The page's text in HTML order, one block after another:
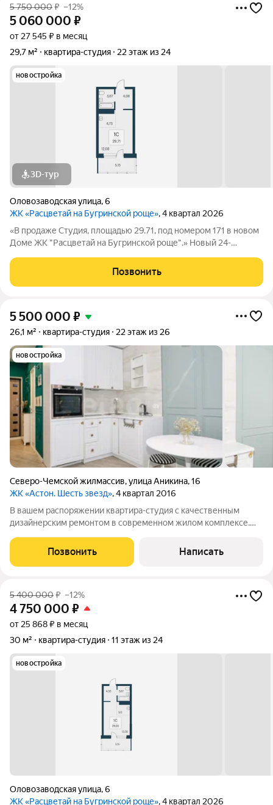
5 750 000₽ –12%
5 060 000 ₽
от 27 545 ₽ в месяц
29,7 м²
квартира-студия 22 этаж из 24
новостройка
3D-тур
Оловозаводская улица,6
ЖК «Расцветай на Бугринской роще», 4 квартал 2026
«В продаже Студия, площадью 29.71, под номером 171 в новом
Доме ЖК "Расцветай на Бугринской роще".» Новый 24-
микрорайоне Бугринская роща на ул. Оловозаводской.
Вдохновляющие виды открываются на
Позвонить
5 500 000 ₽
26,1 м² квартира-студия 22 этаж из 26
новостройка
Северо-Чемской жилмассив,улица Аникина,16
ЖК «Астон. Шесть звезд», 4 квартал 2016
В вашем распоряжении квартира-студия с качественным
дизайнерским ремонтом в современном жилом комплексе.
техникой: холодильник, стиральная машина и тд. В санузле
установлен теплый пол. Для личного
Позвонить Написать
5 400 000₽ –12%
4 750 000 ₽
от 25 868 ₽ в месяц
30 м²
квартира-студия 11 этаж из 24
новостройка
Оловозаводская улица,6
ЖК «Расцветай на Бугринской роще», 4 квартал 2026